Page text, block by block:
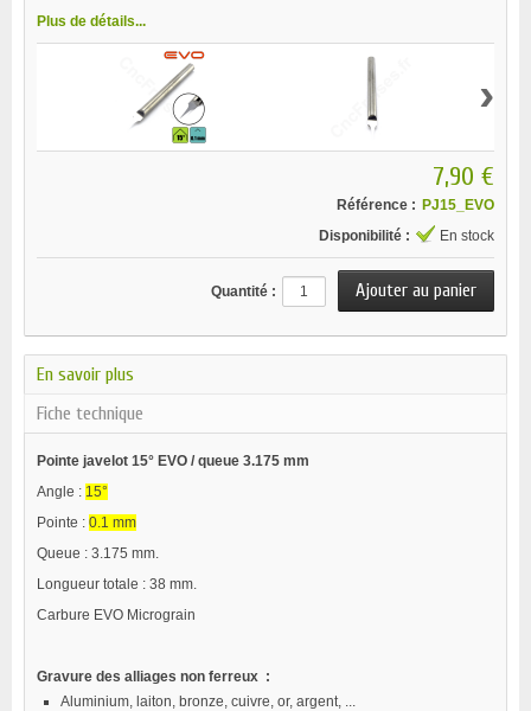
Plus de détails...
›
7,90 €
Référence : PJ15_EVO
Disponibilité :
En stock
Quantité :
En savoir plus
Fiche technique
Pointe javelot 15° EVO / queue 3.175 mm
Angle : 15°
Pointe : 0.1 mm
Queue : 3.175 mm.
Longueur totale : 38 mm.
Carbure EVO Micrograin
Gravure des alliages non ferreux :
Aluminium, laiton, bronze, cuivre, or, argent, ...